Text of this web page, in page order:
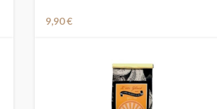
9,90€